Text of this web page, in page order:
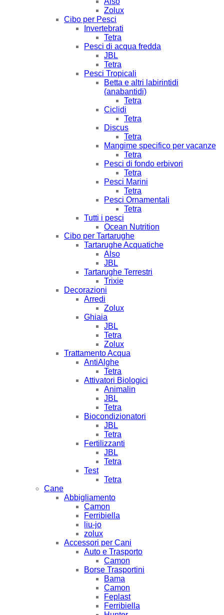
Zolux
Cibo per Pesci
Invertebrati
Tetra
Pesci di acqua fredda
JBL
Tetra
Pesci Tropicali
Betta e altri labirintidi
(anabantidi)
Tetra
Ciclidi
Tetra
Discus
Tetra
Mangime specifico per vacanze
Tetra
Pesci di fondo erbivori
Tetra
Pesci Marini
Tetra
Pesci Ornamentali
Tetra
Tutti i pesci
Ocean Nutrition
Cibo per Tartarughe
Tartarughe Acquatiche
Also
JBL
Tartarughe Terrestri
Trixie
Decorazioni
Arredi
Zolux
Ghiaia
JBL
Tetra
Zolux
Trattamento Acqua
AntiAlghe
Tetra
Attivatori Biologici
Animalin
JBL
Tetra
Biocondizionatori
JBL
Tetra
Fertilizzanti
JBL
Tetra
Test
Tetra
Cane
Abbigliamento
Camon
Ferribiella
liu-jo
zolux
Accessori per Cani
Auto e Trasporto
Camon
Borse Trasportini
Bama
Camon
Feplast
Ferribiella